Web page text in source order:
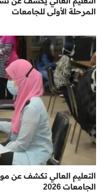
المرحلة الأولى للجامعات
التعليم العالي تكشف عن
الجامعات 2026